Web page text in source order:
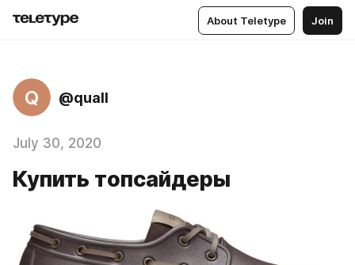
About Teletype Join
Q @quall
July 30, 2020
Купить топсайдеры